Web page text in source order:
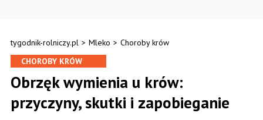
tygodnik-rolniczy.pl > Mleko > Choroby krów
CHOROBY KRÓW
Obrzęk wymienia u krów:
przyczyny, skutki i zapobieganie